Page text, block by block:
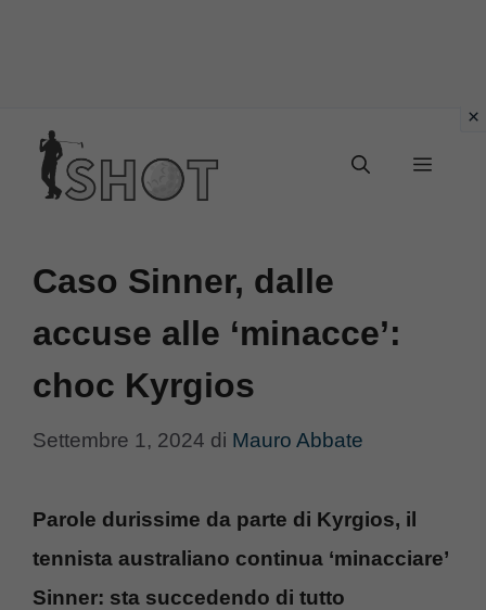
contenuto
Menu
Caso Sinner, dalle
accuse alle ‘minacce’:
choc Kyrgios
Settembre 1, 2024 di Mauro Abbate
Parole durissime da parte di Kyrgios, il
tennista australiano continua ‘minacciare’
Sinner: sta succedendo di tutto